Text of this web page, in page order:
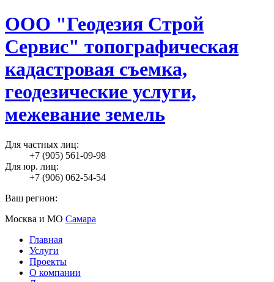
ООО "Геодезия Строй
Сервис" топографическая
кадастровая съемка,
геодезические услуги,
межевание земель
Для частных лиц:
+7 (905) 561-09-98
Для юр. лиц:
+7 (906) 062-54-54
Ваш регион:
Москва и МО Самара
Главная
Услуги
Проекты
О компании